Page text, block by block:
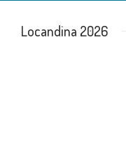
Locandina 2026